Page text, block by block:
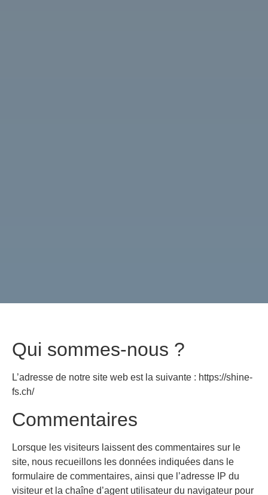
Qui sommes-nous ?
L’adresse de notre site web est la suivante : https://shine-
fs.ch/
Commentaires
Lorsque les visiteurs laissent des commentaires sur le
site, nous recueillons les données indiquées dans le
formulaire de commentaires, ainsi que l’adresse IP du
visiteur et la chaîne d’agent utilisateur du navigateur pour